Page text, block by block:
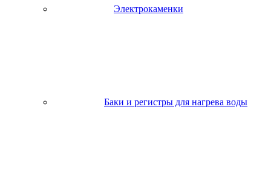
Электрокаменки
Баки и регистры для нагрева воды